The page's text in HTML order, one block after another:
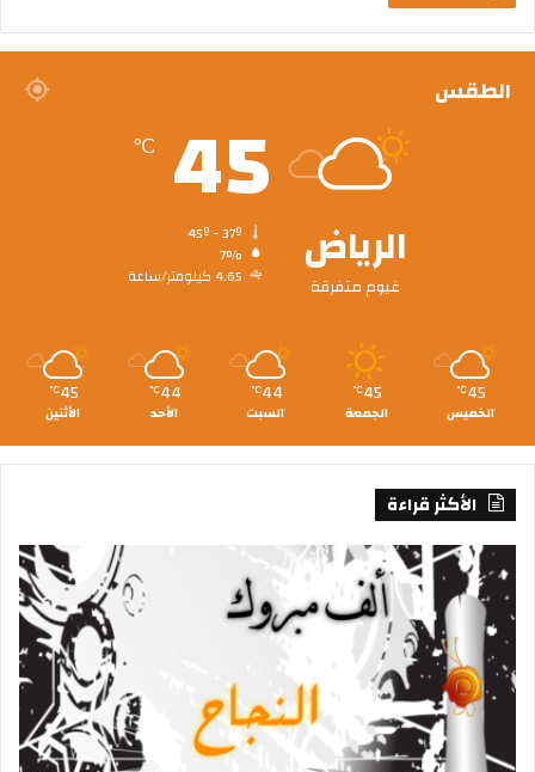
الطقس
الرياض
غيوم متفرقة
45
℃
7%
4.65 كيلومتر/ساعة
45
℃
الخميس
45
℃
الجمعة
44
℃
السبت
44
℃
الأحد
45
℃
الأثنين
الأكثر قراءة